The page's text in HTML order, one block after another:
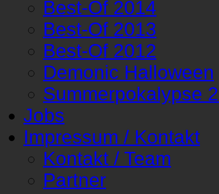
Best-Of 2014
Best-Of 2013
Best-Of 2012
Demonic Halloween
Summerpokalypse
Jobs
Impressum / Kontakt
Kontakt / Team
Partner